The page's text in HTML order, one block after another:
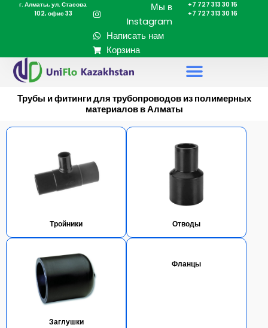
Перейтиг. Алматы, ул. Стасова
102, офис 33
Мы в
Instagram
Написать нам
Корзина
+7 727 313 30 15
+7 727 313 30 16
Трубы и фитинги для трубопроводов из полимерных
материалов в Алматы
Тройники Отводы
Заглушки
Фланцы